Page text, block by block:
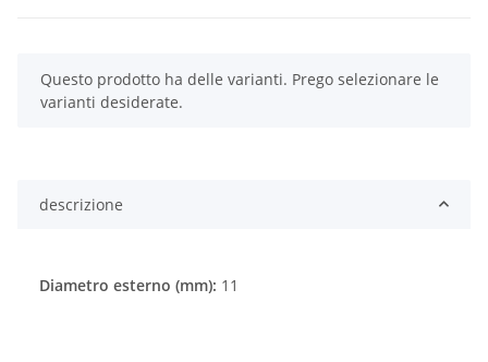
x
Questo prodotto ha delle varianti. Prego selezionare le
varianti desiderate.
descrizione
Diametro esterno (mm): 11